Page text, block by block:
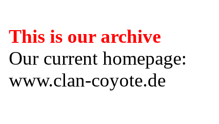
This is our archive
Our current homepage:
www.clan-coyote.de